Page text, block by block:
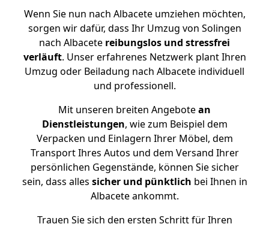
Wenn Sie nun nach Albacete umziehen möchten,
sorgen wir dafür, dass Ihr Umzug von Solingen
nach Albacete reibungslos und stressfrei
verläuft. Unser erfahrenes Netzwerk plant Ihren
Umzug oder Beiladung nach Albacete individuell
und professionell.
Mit unseren breiten Angebotean
Dienstleistungen, wie zum Beispiel dem
Verpacken und Einlagern Ihrer Möbel, dem
Transport Ihres Autos und dem Versand Ihrer
persönlichen Gegenstände, können Sie sicher
sein, dass alles sicher und pünktlich bei Ihnen in
Albacete ankommt.
Trauen Sie sich den ersten Schritt für Ihren